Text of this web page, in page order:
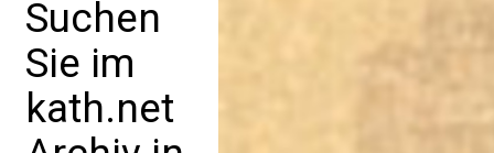
Suchen
Sie im
kath.net